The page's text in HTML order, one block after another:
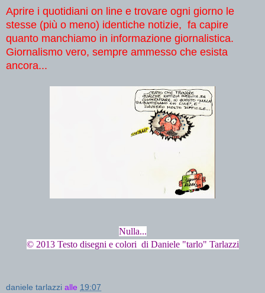
Aprire i quotidiani on line e trovare ogni giorno le
stesse (più o meno) identiche notizie, fa capire
quanto manchiamo in informazione giornalistica.
Giornalismo vero, sempre ammesso che esista
ancora...
Nulla...
© 2013 Testo disegni e colori di Daniele "tarlo" Tarlazzi
daniele tarlazzi alle 19:07